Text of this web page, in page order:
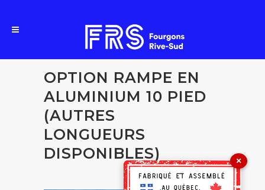
OPTION RAMPE EN
ALUMINIUM 10 PIED
(AUTRES
LONGUEURS
DISPONIBLES)
×